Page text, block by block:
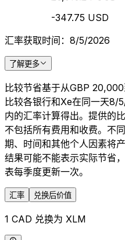
-347.75 USD
汇率获取时间：8/5/2026
了解更多
比较节省基于从GBP
比较各银行和Xe在同一天8/
内的汇率计算得出。提供的
不包括所有费用和收费。不
期、时间和其他个人因素将
结果可能不能表示实际节省
表每季度更新一次。
汇率 兑换后价值
1 CAD 兑换为 XLM